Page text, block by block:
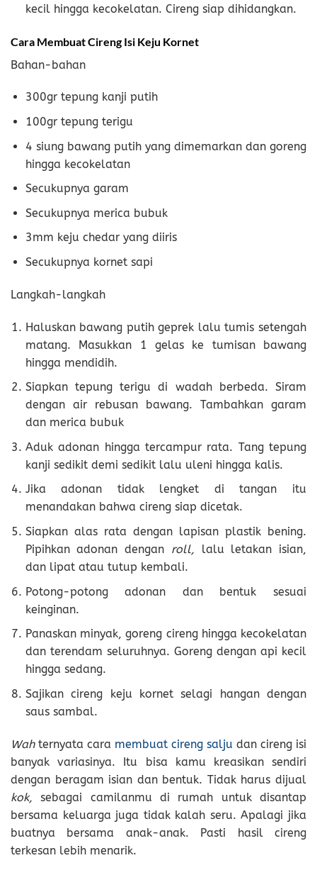
kecil hingga kecokelatan. Cireng siap dihidangkan.
Cara Membuat Cireng Isi Keju Kornet
Bahan-bahan
300gr tepung kanji putih
100gr tepung terigu
4 siung bawang putih yang dimemarkan dan goreng
hingga kecokelatan
Secukupnya garam
Secukupnya merica bubuk
3mm keju chedar yang diiris
Secukupnya kornet sapi
Langkah-langkah
Haluskan bawang putih geprek lalu tumis setengah
matang. Masukkan 1 gelas ke tumisan bawang
hingga mendidih.
Siapkan tepung terigu di wadah berbeda. Siram
dengan air rebusan bawang. Tambahkan garam
dan merica bubuk
Aduk adonan hingga tercampur rata. Tang tepung
kanji sedikit demi sedikit lalu uleni hingga kalis.
Jika adonan tidak lengket di tangan itu
menandakan bahwa cireng siap dicetak.
Siapkan alas rata dengan lapisan plastik bening.
Pipihkan adonan dengan roll, lalu letakan isian,
dan lipat atau tutup kembali.
Potong-potong adonan dan bentuk sesuai
keinginan.
Panaskan minyak, goreng cireng hingga kecokelatan
dan terendam seluruhnya. Goreng dengan api kecil
hingga sedang.
Sajikan cireng keju kornet selagi hangan dengan
saus sambal.
Wah ternyata cara membuat cireng salju dan cireng isi
banyak variasinya. Itu bisa kamu kreasikan sendiri
dengan beragam isian dan bentuk. Tidak harus dijual
kok,sebagai camilanmu di rumah untuk disantap
bersama keluarga juga tidak kalah seru. Apalagi jika
buatnya bersama anak-anak. Pasti hasil cireng
terkesan lebih menarik.